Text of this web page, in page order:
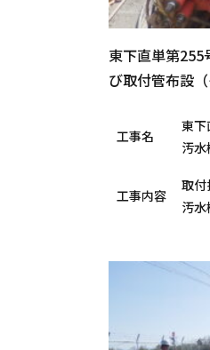
東下直単第
び取付管布設
工事名
東
汚
工事内容
取
汚